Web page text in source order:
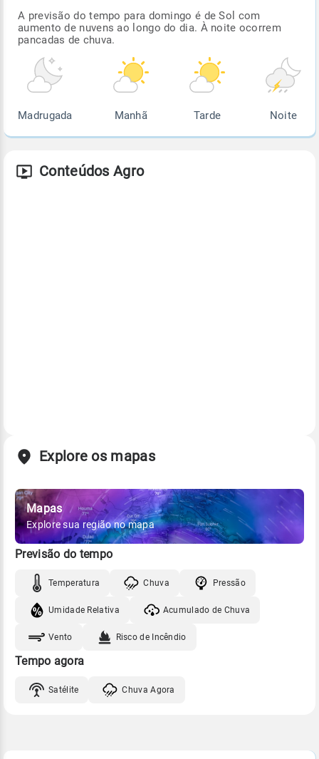
A previsão do tempo para domingo é de Sol com
aumento de nuvens ao longo do dia. À noite ocorrem
pancadas de chuva.
Madrugada Manhã Tarde Noite
Conteúdos Agro
Explore os mapas
Mapas
Explore sua região no mapa
Previsão do tempo
Temperatura Chuva Pressão
Umidade Relativa Acumulado de Chuva
Vento Risco de Incêndio
Tempo agora
Satélite Chuva Agora